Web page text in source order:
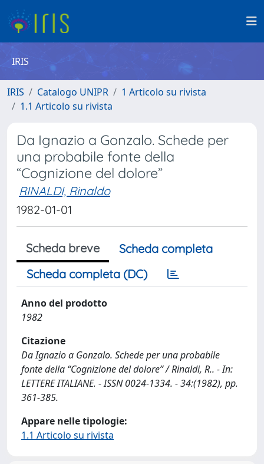
IRIS
IRIS Catalogo UNIPR
1 Articolo su rivista
1.1 Articolo su rivista
Da Ignazio a Gonzalo. Schede per
una probabile fonte della
“Cognizione del dolore”
RINALDI, Rinaldo
1982-01-01
Scheda breve
Scheda completa
Scheda completa (DC)
Anno del prodotto
1982
Citazione
Da Ignazio a Gonzalo. Schede per una probabile
fonte della “Cognizione del dolore” / Rinaldi, R.. - In:
LETTERE ITALIANE. - ISSN 0024-1334. - 34:(1982), pp.
361-385.
Appare nelle tipologie:
1.1 Articolo su rivista